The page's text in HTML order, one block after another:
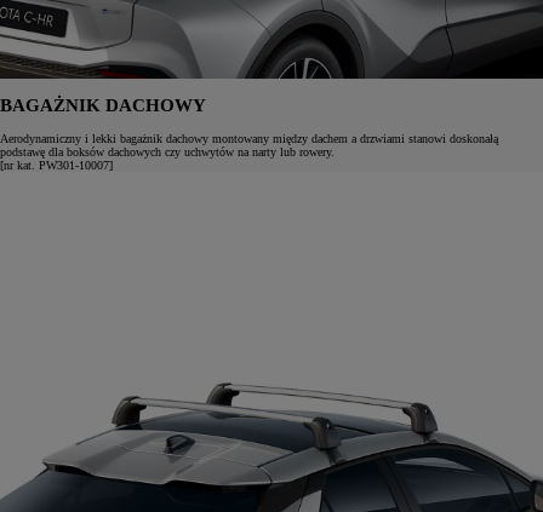
BAGAŻNIK DACHOWY
Aerodynamiczny i lekki bagażnik dachowy montowany między dachem a drzwiami stanowi doskonałą
podstawę dla boksów dachowych czy uchwytów na narty lub rowery.
[nr kat. PW301-10007]